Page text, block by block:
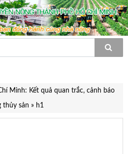
Minh: Kết quả quan trắc, cảnh báo
thủy sản » h1